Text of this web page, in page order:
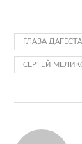
ГЛАВА
СЕРГЕЙ